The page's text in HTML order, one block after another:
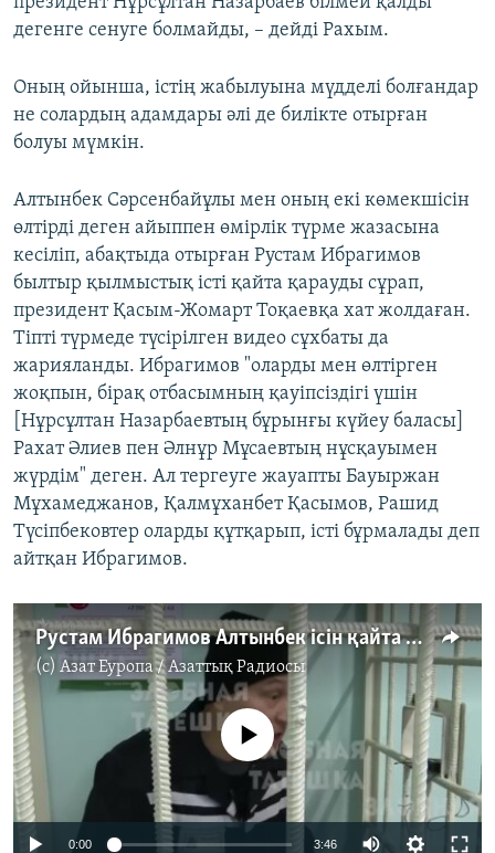
дегенге сенуге болмайды, – дейді Рахым.
Оның ойынша, істің жабылуына мүдделі болғандар
не солардың адамдары әлі де билікте отырған
болуы мүмкін.
Алтынбек Сәрсенбайұлы мен оның екі көмекшісін
өлтірді деген айыппен өмірлік түрме жазасына
кесіліп, абақтыда отырған Рустам Ибрагимов
былтыр қылмыстық істі қайта қарауды сұрап,
президент Қасым-Жомарт Тоқаевқа хат жолдаған.
Тіпті түрмеде түсірілген видео сұхбаты да
жарияланды. Ибрагимов "оларды мен өлтірген
жоқпын, бірақ отбасымның қауіпсіздігі үшін
[Нұрсұлтан Назарбаевтың бұрынғы күйеу баласы]
Рахат Әлиев пен Әлнұр Мұсаевтың нұсқауымен
жүрдім" деген. Ал тергеуге жауапты Бауыржан
Мұхамеджанов, Қалмұханбет Қасымов, Рашид
Түсіпбековтер оларды құтқарып, істі бұрмалады деп
айтқан Ибрагимов.
Рустам Ибрагимов Алтынбек ісін қайта қарауды сұрап, түрмеден сұхбат берді
(c) Азат Еуропа / Азаттық Радиосы
No media source currently available
0:00 3:46